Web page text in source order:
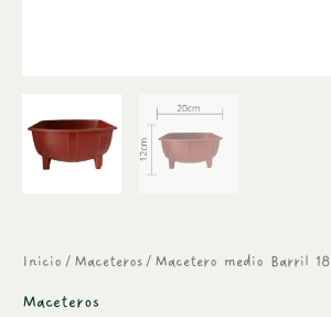
Inicio / Maceteros/ Macetero medio Barril 18
Maceteros